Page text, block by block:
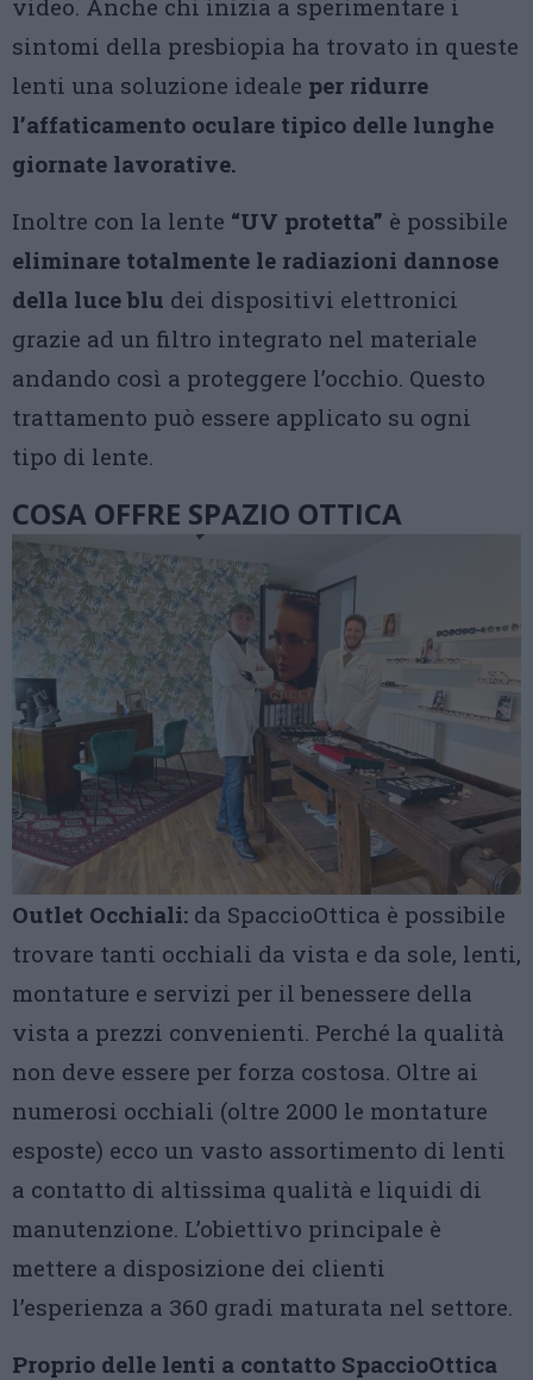
video. Anche chi inizia a sperimentare i
sintomi della presbiopia ha trovato in queste
lenti una soluzione ideale per ridurre
l’affaticamento oculare tipico delle lunghe
giornate lavorative.
Inoltre con la lente “UV protetta” è possibile
eliminare totalmente le radiazioni dannose
della luce blu dei dispositivi elettronici
grazie ad un filtro integrato nel materiale
andando così a proteggere l’occhio. Questo
trattamento può essere applicato su ogni
tipo di lente.
COSA OFFRE SPAZIO OTTICA
Outlet Occhiali: da SpaccioOttica è possibile
trovare tanti occhiali da vista e da sole, lenti,
montature e servizi per il benessere della
vista a prezzi convenienti. Perché la qualità
non deve essere per forza costosa. Oltre ai
numerosi occhiali (oltre 2000 le montature
esposte) ecco un vasto assortimento di lenti
a contatto di altissima qualità e liquidi di
manutenzione. L’obiettivo principale è
mettere a disposizione dei clienti
l’esperienza a 360 gradi maturata nel settore.
Proprio delle lenti a contatto SpaccioOttica